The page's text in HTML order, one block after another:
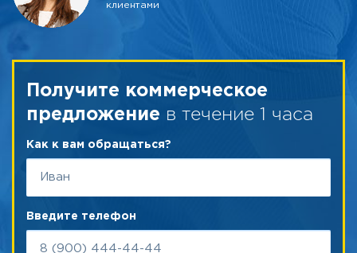
клиентами
Получите коммерческое
предложение в течение 1 часа
Как к вам обращаться?
Введите телефон